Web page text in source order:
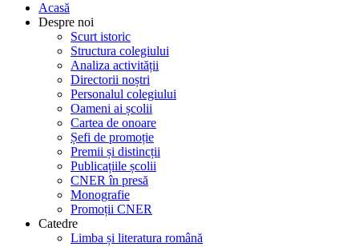
Acasă
Despre noi
Scurt istoric
Structura colegiului
Analiza activității
Directorii noștri
Personalul colegiului
Oameni ai școlii
Cartea de onoare
Șefi de promoție
Premii și distincții
Publicațiile școlii
CNER în presă
Monografie
Promoții CNER
Catedre
Limba și literatura română